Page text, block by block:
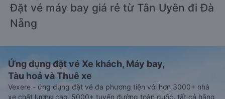
Đặt vé máy bay giá rẻ từ Tân Uyên đi Đà
Nẵng
Ứng dụng đặt vé Xe khách, Máy bay,
Tàu hoả và Thuê xe
Vexere - ứng dụng đặt vé đa phương tiện với hơn 3000+ nhà
xe chất lượng cao, 5000+ tuyến đường toàn quốc, tất cả hãng